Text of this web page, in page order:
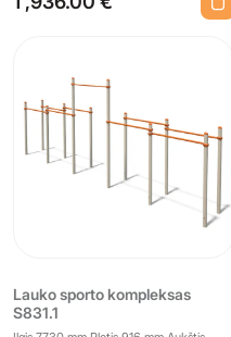
Lauko sporto kompleksas
S831.1